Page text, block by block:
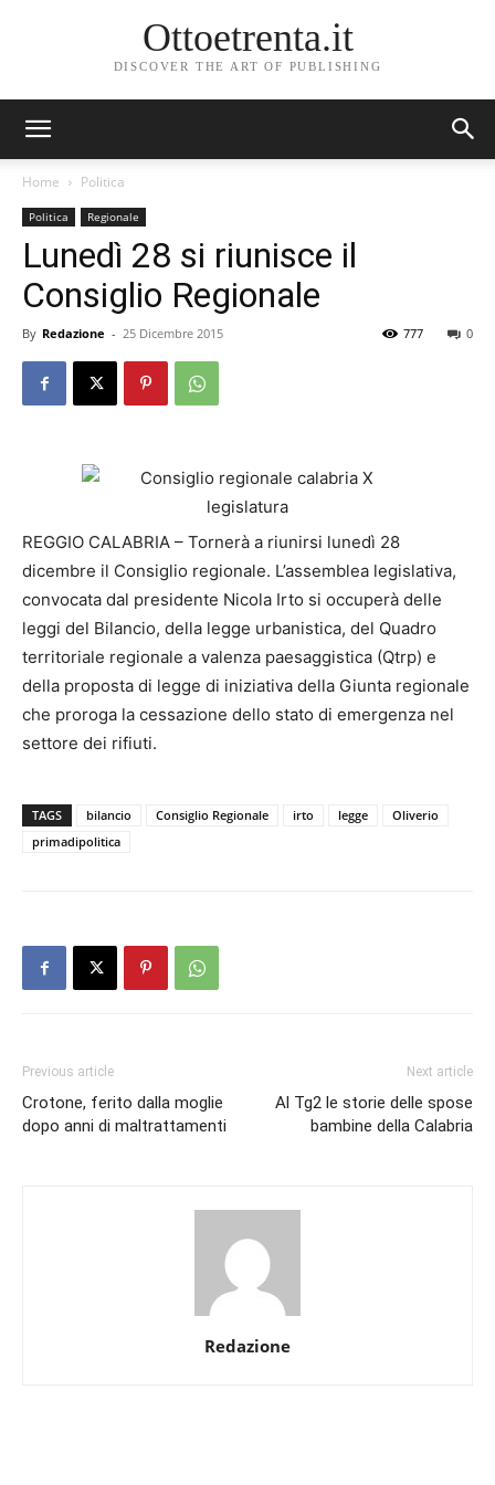
Ottoetrenta.it
DISCOVER THE ART OF PUBLISHING
Home Politica
Politica Regionale
Lunedì 28 si riunisce il
Consiglio Regionale
By Redazione - 25 Dicembre 2015 0
777
REGGIO CALABRIA – Tornerà a riunirsi lunedì 28
dicembre il Consiglio regionale. L’assemblea legislativa,
convocata dal presidente Nicola Irto si occuperà delle
leggi del Bilancio, della legge urbanistica, del Quadro
territoriale regionale a valenza paesaggistica (Qtrp) e
della proposta di legge di iniziativa della Giunta regionale
che proroga la cessazione dello stato di emergenza nel
settore dei rifiuti.
TAGS bilancio Consiglio Regionale irto legge
Oliverio
primadipolitica
Previous article
Crotone, ferito dalla moglie
dopo anni di maltrattamenti
Next article
Al Tg2 le storie delle spose
bambine della Calabria
Redazione